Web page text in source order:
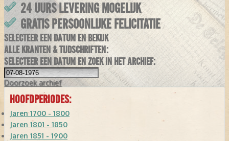
24 UURS LEVERING MOGELIJK
GRATIS PERSOONLIJKE FELICITATIE
SELECTEER EEN DATUM EN BEKIJK
ALLE KRANTEN & TIJDSCHRIFTEN:
SELECTEER EEN DATUM EN ZOEK IN HET ARCHIEF:
Doorzoek archief
HOOFDPERIODES:
Jaren 1700 - 1800
Jaren 1801 - 1850
Jaren 1851 - 1900